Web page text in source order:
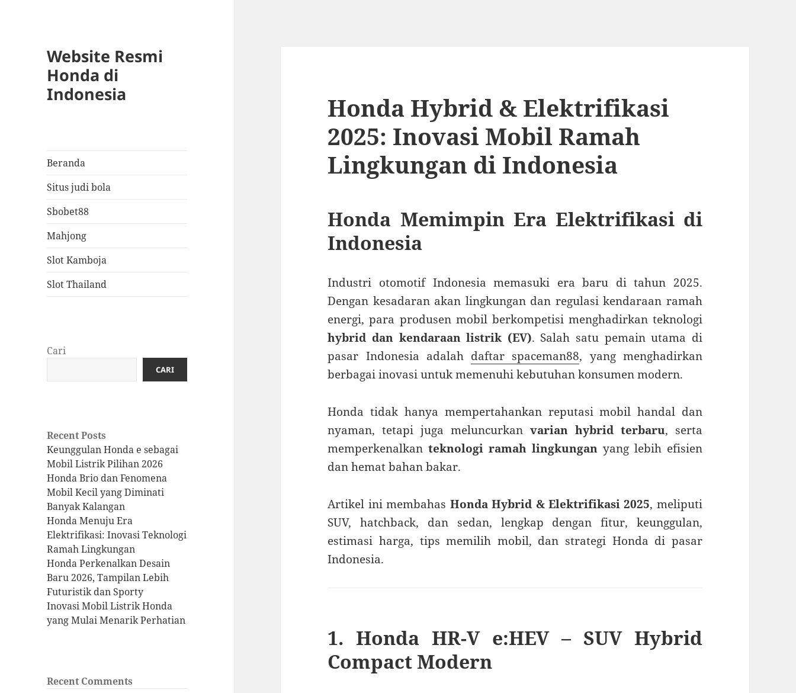
Website Resmi
Honda di
Indonesia
Beranda
Situs judi bola
Sbobet88
Mahjong
Slot Kamboja
Slot Thailand
Cari
CARI
Recent Posts
Keunggulan Honda e sebagai
Mobil Listrik Pilihan 2026
Honda Brio dan Fenomena
Mobil Kecil yang Diminati
Banyak Kalangan
Honda Menuju Era
Elektrifikasi: Inovasi Teknologi
Ramah Lingkungan
Honda Perkenalkan Desain
Baru 2026, Tampilan Lebih
Futuristik dan Sporty
Inovasi Mobil Listrik Honda
yang Mulai Menarik Perhatian
Recent Comments
Honda Hybrid & Elektrifikasi
2025: Inovasi Mobil Ramah
Lingkungan di Indonesia
Honda Memimpin Era Elektrifikasi di
Indonesia
Industri otomotif Indonesia memasuki era baru di tahun 2025.
Dengan kesadaran akan lingkungan dan regulasi kendaraan ramah
energi, para produsen mobil berkompetisi menghadirkan teknologi
hybrid dan kendaraan listrik (EV). Salah satu pemain utama di
pasar Indonesia adalah daftar spaceman88, yang menghadirkan
berbagai inovasi untuk memenuhi kebutuhan konsumen modern.
Honda tidak hanya mempertahankan reputasi mobil handal dan
nyaman, tetapi juga meluncurkanvarian hybrid terbaru, serta
memperkenalkanteknologi ramah lingkungan yang lebih efisien
dan hemat bahan bakar.
Artikel ini membahas Honda Hybrid & Elektrifikasi 2025, meliputi
SUV, hatchback, dan sedan, lengkap dengan fitur, keunggulan,
estimasi harga, tips memilih mobil, dan strategi Honda di pasar
Indonesia.
1. Honda HR-V e:HEV – SUV Hybrid
Compact Modern